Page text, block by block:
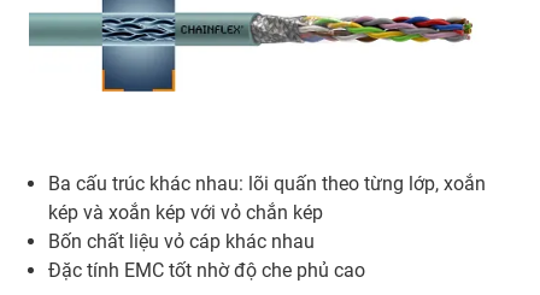
Ba cấu trúc khác nhau: lõi quấn theo từng lớp, xoắn
kép và xoắn kép với vỏ chắn kép
Bốn chất liệu vỏ cáp khác nhau
Đặc tính EMC tốt nhờ độ che phủ cao